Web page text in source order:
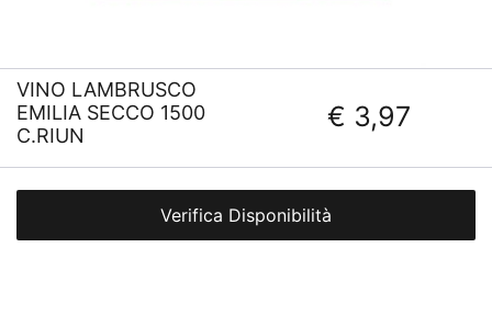
VINO LAMBRUSCO
EMILIA SECCO 1500
C.RIUN
€ 3,97
Verifica Disponibilità